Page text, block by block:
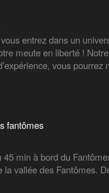
entrez dans un
meute en liberté !
vous
fantômes
45 min à bord du
vallée des Fantômes.